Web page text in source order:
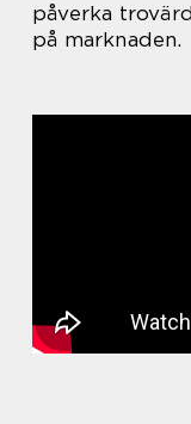
påverka
på marknaden.